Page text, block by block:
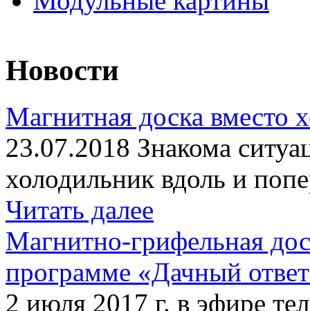
Новости
Магнитная доска вместо
23.07.2018 Знакома
холодильник вдоль и
Читать далее
Магнитно-грифельная
программе «Дачный
2 июля 2017 г. в эфире